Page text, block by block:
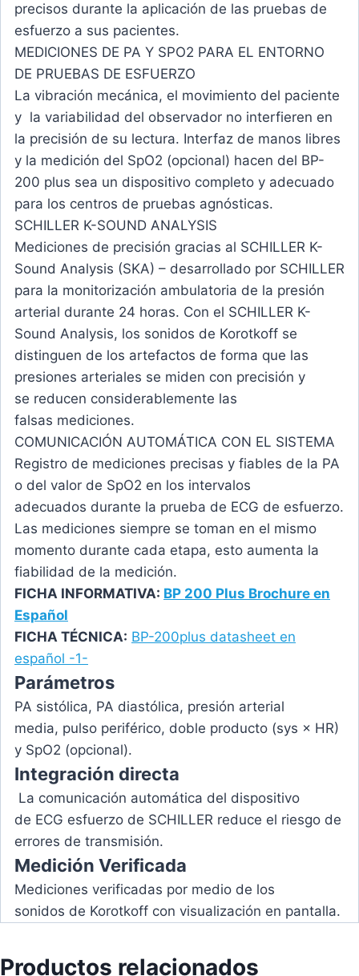
precisos durante la aplicación de las pruebas de
esfuerzo a sus pacientes.
MEDICIONES DE PA Y SPO2 PARA EL ENTORNO
DE PRUEBAS DE ESFUERZO
La vibración mecánica, el movimiento del paciente
y la variabilidad del observador no interfieren en
la precisión de su lectura. Interfaz de manos libres
y la medición del SpO2 (opcional) hacen del BP-
200 plus sea un dispositivo completo y adecuado
para los centros de pruebas agnósticas.
SCHILLER K-SOUND ANALYSIS
Mediciones de precisión gracias al SCHILLER K-
Sound Analysis (SKA) – desarrollado por SCHILLER
para la monitorización ambulatoria de la presión
arterial durante 24 horas. Con el SCHILLER K-
Sound Analysis, los sonidos de Korotkoff se
distinguen de los artefactos de forma que las
presiones arteriales se miden con precisión y
se reducen considerablemente las
falsas mediciones.
COMUNICACIÓN AUTOMÁTICA CON EL SISTEMA
Registro de mediciones precisas y fiables de la PA
o del valor de SpO2 en los intervalos
adecuados durante la prueba de ECG de esfuerzo.
Las mediciones siempre se toman en el mismo
momento durante cada etapa, esto aumenta la
fiabilidad de la medición.
FICHA INFORMATIVA: BP 200 Plus Brochure en
Español
FICHA TÉCNICA: BP-200plus datasheet en
español -1-
Parámetros
PA sistólica, PA diastólica, presión arterial
media, pulso periférico, doble producto (sys × HR)
y SpO2 (opcional).
Integración directa
La comunicación automática del dispositivo
de ECG esfuerzo de SCHILLER reduce el riesgo de
errores de transmisión.
Medición Verificada
Mediciones verificadas por medio de los
sonidos de Korotkoff con visualización en pantalla.
Productos relacionados